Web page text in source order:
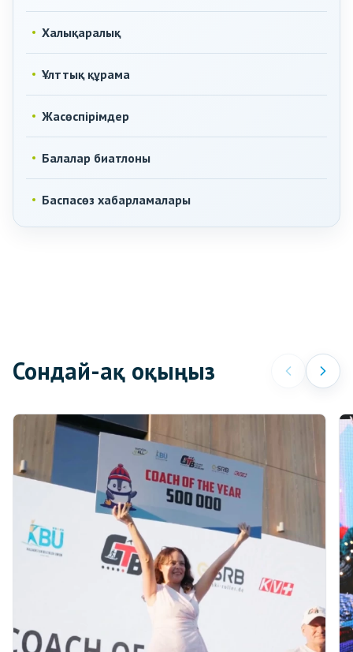
Халықаралық
Ұлттық құрама
Жасөспірімдер
Балалар биатлоны
Баспасөз хабарламалары
Сондай-ақ оқыңыз